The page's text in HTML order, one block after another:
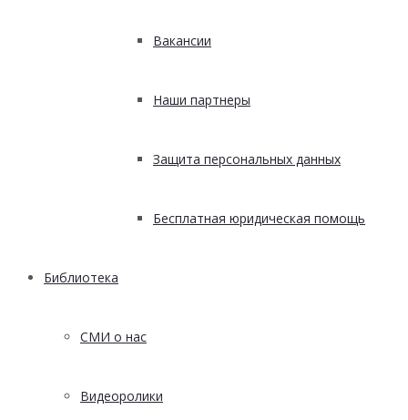
Вакансии
Наши партнеры
Защита персональных данных
Бесплатная юридическая помощь
Библиотека
СМИ о нас
Видеоролики